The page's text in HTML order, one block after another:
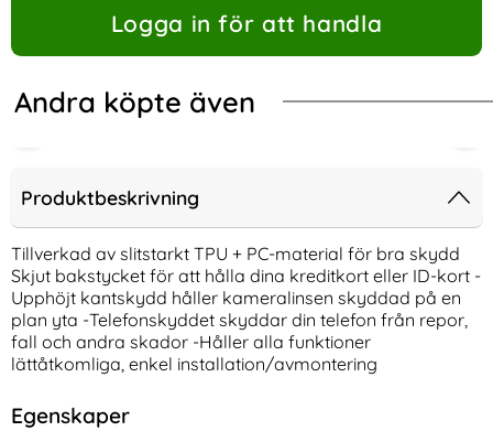
Logga in för att handla
Andra köpte även
Produktbeskrivning
Tillverkad av slitstarkt TPU + PC-material för bra skydd
Skjut bakstycket för att hålla dina kreditkort eller ID-kort -
Upphöjt kantskydd håller kameralinsen skyddad på en
plan yta -Telefonskyddet skyddar din telefon från repor,
fall och andra skador -Håller alla funktioner
lättåtkomliga, enkel installation/avmontering
Egenskaper